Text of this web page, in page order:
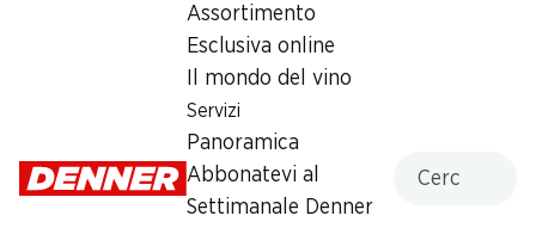
Assortimento
Esclusiva online
Il mondo del vino
Servizi
Panoramica
Abbonatevi al
Settimanale Denner07:30 - 19:00